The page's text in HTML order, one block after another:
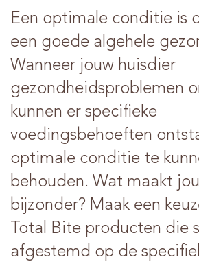
Een optimale conditie is
een goede algehele
Wanneer jouw huisdier
gezondheidsproblemen
kunnen er specifieke
voedingsbehoeften
optimale conditie te
behouden. Wat maakt
bijzonder? Maak een
Total Bite producten die
afgestemd op de